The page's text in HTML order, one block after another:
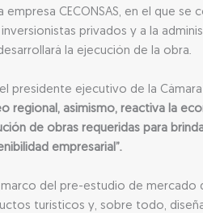
empresa CECONSAS, en el que
inversionistas privados y a la
la ejecución de la obra.
el presidente ejecutivo de la
regional, asimismo, reactiva la
de obras requeridas para
empresarial”.
marco del pre-estudio de
turísticos y, sobre todo,